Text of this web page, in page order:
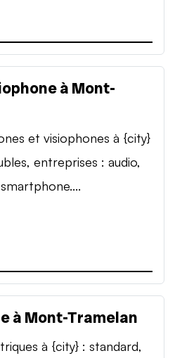
à Mont-
et visiophones à {city}
entreprises : audio,
à Mont-Tramelan
à {city} : standard,